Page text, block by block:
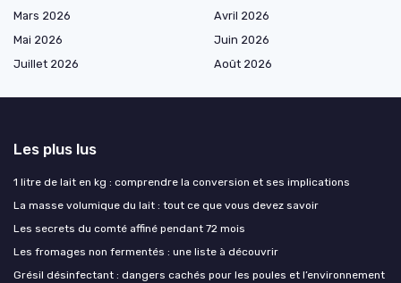
Mars 2026
Avril 2026
Mai 2026
Juin 2026
Juillet 2026
Août 2026
Les plus lus
1 litre de lait en kg : comprendre la conversion et ses implications
La masse volumique du lait : tout ce que vous devez savoir
Les secrets du comté affiné pendant 72 mois
Les fromages non fermentés : une liste à découvrir
Grésil désinfectant : dangers cachés pour les poules et l’environnement